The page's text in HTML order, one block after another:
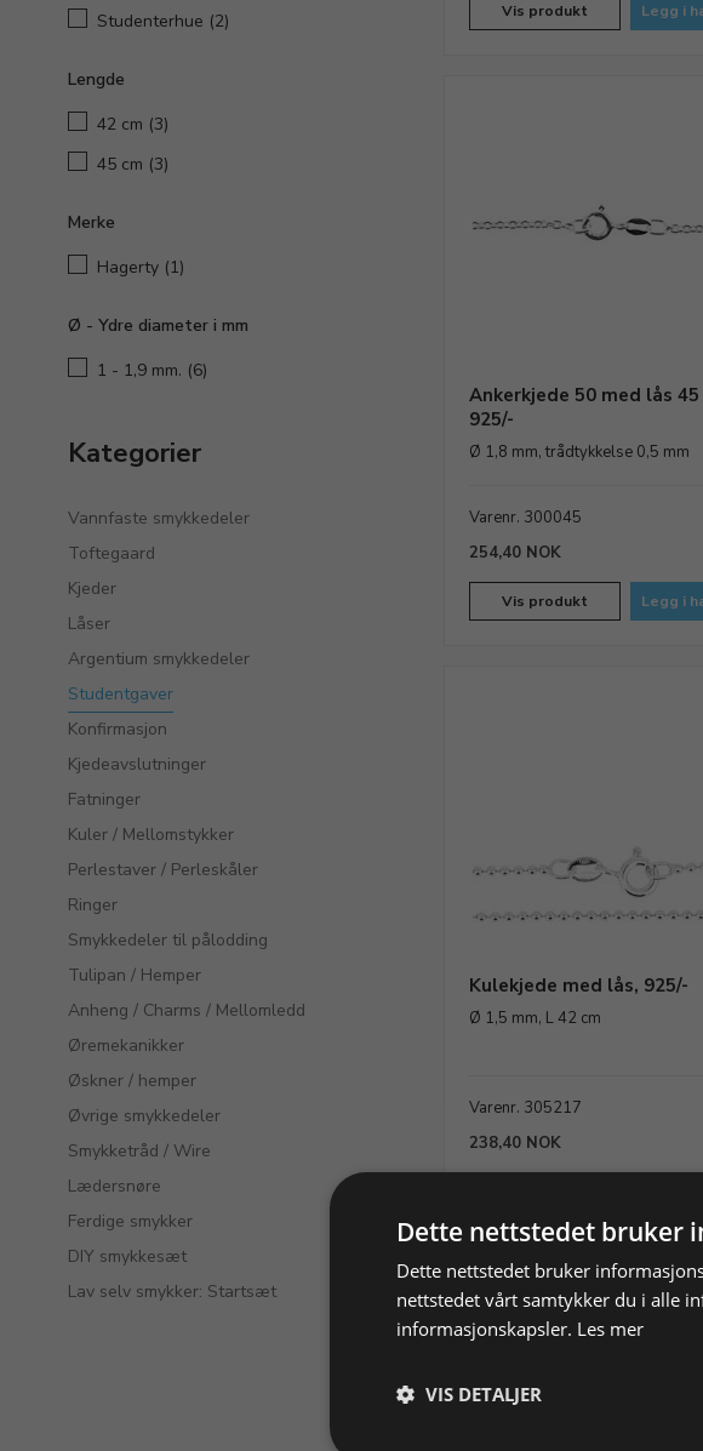
Studenterhue (2)
Lengde
42 cm (3)
45 cm (3)
Merke
Hagerty (1)
Ø - Ydre diameter i mm
1 - 1,9 mm. (6)
Kategorier
Vannfaste smykkedeler
Toftegaard
Kjeder
Låser
Argentium smykkedeler
Studentgaver
Konfirmasjon
Kjedeavslutninger
Fatninger
Kuler / Mellomstykker
Perlestaver / Perleskåler
Ringer
Smykkedeler til pålodding
Tulipan / Hemper
Anheng / Charms / Mellomledd
Øremekanikker
Øskner / hemper
Øvrige smykkedeler
Smykketråd / Wire
Lædersnøre
Ferdige smykker
DIY smykkesæt
Lav selv smykker: Startsæt
Vis produkt Legg i
Ankerkjede 50 med lås 45
925/-
Ø 1,8 mm, trådtykkelse 0,5 mm
Varenr. 300045
254,40 NOK
Vis produkt Legg i
Kulekjede med lås, 925/-
Ø 1,5 mm, L 42 cm
Varenr. 305217
238,40 NOK
Dette nettstedet bruker
Dette nettstedet bruker
nettstedet vårt samtykker du i alle
informasjonskapsler. Les mer
VIS DETALJER